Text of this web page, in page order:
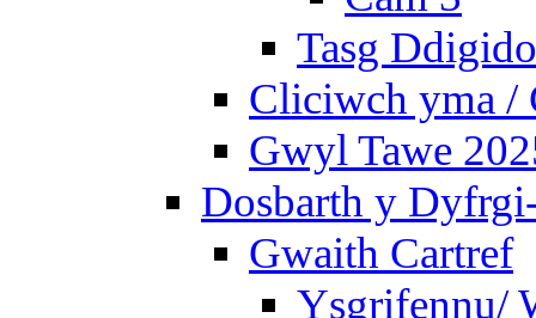
Tasg
Cliciwch yma /
Gwyl Tawe
Dosbarth y
Gwaith Cartref
Ysgrifennu/